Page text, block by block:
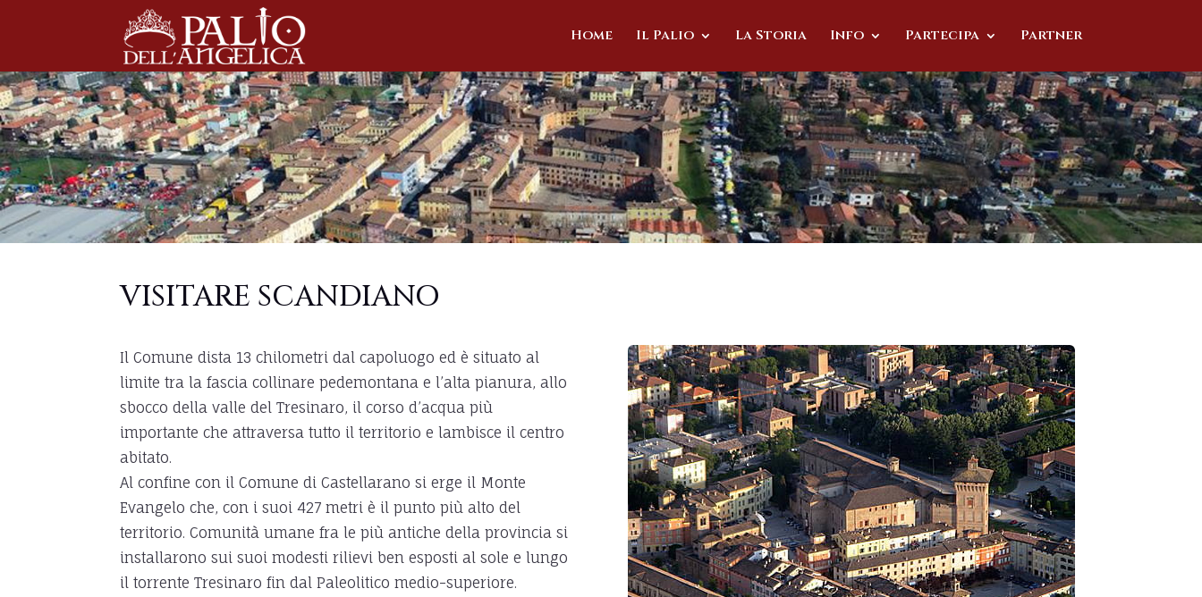
Home Il Palio La Storia Info Partecipa Partner
VISITARE SCANDIANO
Il Comune dista 13 chilometri dal capoluogo ed è situato al
limite tra la fascia collinare pedemontana e l’alta pianura, allo
sbocco della valle del Tresinaro, il corso d’acqua più
importante che attraversa tutto il territorio e lambisce il centro
abitato.
Al confine con il Comune di Castellarano si erge il Monte
Evangelo che, con i suoi 427 metri è il punto più alto del
territorio. Comunità umane fra le più antiche della provincia si
installarono sui suoi modesti rilievi ben esposti al sole e lungo
il torrente Tresinaro fin dal Paleolitico medio-superiore.